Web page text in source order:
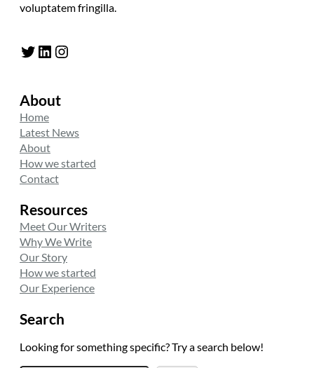
voluptatem fringilla.
Twitter LinkedIn Instagram
About
Home
Latest News
About
How we started
Contact
Resources
Meet Our Writers
Why We Write
Our Story
How we started
Our Experience
Search
Looking for something specific? Try a search below!